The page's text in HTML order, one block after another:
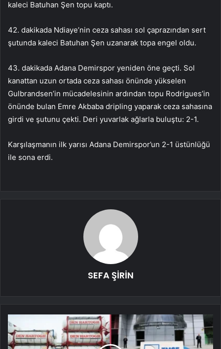
kaleci Batuhan Şen topu kaptı.
42. dakikada Ndiaye’nin ceza sahası sol çaprazından sert
şutunda kaleci Batuhan Şen uzanarak topa engel oldu.
43. dakikada Adana Demirspor yeniden öne geçti. Sol
kanattan uzun ortada ceza sahası önünde yükselen
Gulbrandsen’in mücadelesinin ardından topu Rodrigues’in
önünde bulan Emre Akbaba dripling yaparak ceza sahasına
girdi ve şutunu çekti. Deri yuvarlak ağlarla buluştu: 2-1.
Karşılaşmanın ilk yarısı Adana Demirspor’un 2-1 üstünlüğü
ile sona erdi.
SEFA ŞİRİN